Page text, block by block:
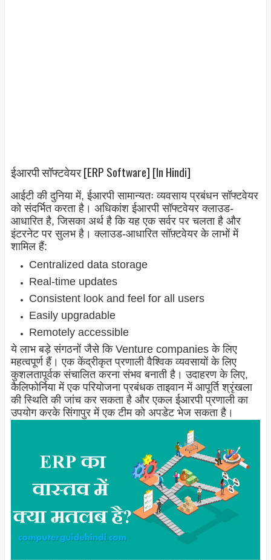
ईआरपी सॉफ्टवेयर [ERP Software] [In Hindi]
आईटी की दुनिया में, ईआरपी सामान्यतः व्यवसाय प्रबंधन सॉफ्टवेयर
को संदर्भित करता है। अधिकांश ईआरपी सॉफ्टवेयर क्लाउड-
आधारित है, जिसका अर्थ है कि यह एक सर्वर पर चलता है और
इंटरनेट पर सुलभ है। क्लाउड-आधारित सॉफ़्टवेयर के लाभों में
शामिल हैं:
Centralized data storage
Real-time updates
Consistent look and feel for all users
Easily upgradable
Remotely accessible
ये लाभ बड़े संगठनों जैसे कि Venture companies के लिए
महत्वपूर्ण हैं। एक केंद्रीकृत प्रणाली वैश्विक व्यवसायों के लिए
कुशलतापूर्वक संचालित करना संभव बनाती है। उदाहरण के लिए,
कैलिफोर्निया में एक परियोजना प्रबंधक ताइवान में आपूर्ति श्रृंखला
की स्थिति की जांच कर सकता है और एकल ईआरपी प्रणाली का
उपयोग करके सिंगापुर में एक टीम को अपडेट भेज सकता है।